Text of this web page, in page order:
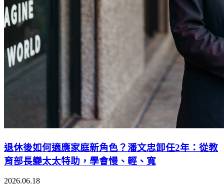
退休後如何適應家庭新角色？潘文忠卸任2年：從教
育部長變太太特助，學會慢、輕、寬
2026.06.18